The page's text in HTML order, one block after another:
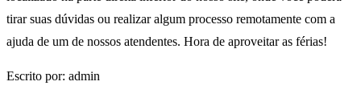
tirar suas dúvidas ou realizar algum processo remotamente com a
ajuda de um de nossos atendentes. Hora de aproveitar as férias!
Escrito por: admin